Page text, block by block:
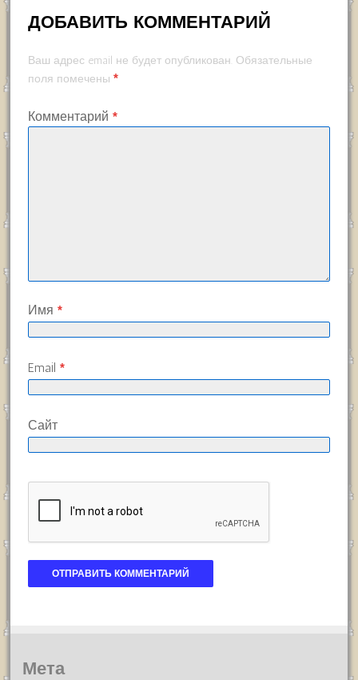
ДОБАВИТЬ КОММЕНТАРИЙ
Ваш адрес email не будет опубликован. Обязательные
поля помечены *
Комментарий *
Имя *
Email *
Сайт
Мета